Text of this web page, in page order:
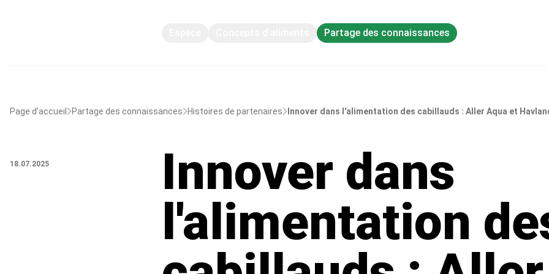
Partage des connaissances
Page d’accueil Partage des connaissances Histoires de partenaires Innover dans l'alimentation des cabillauds : Aller Aqua et
18.07.2025
Innover dans
l'alimentation